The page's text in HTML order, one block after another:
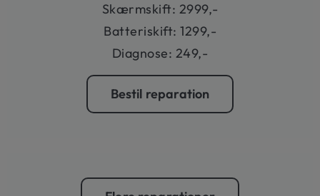
Skærmskift: 2999,-
Batteriskift: 1299,-
Diagnose: 249,-
Bestil reparation